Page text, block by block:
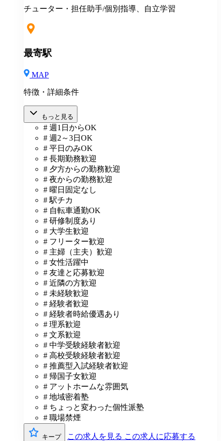
チューター・担任助手/個別指導、自立学習
最寄駅
MAP
特徴・詳細条件
もっと見る
# 週1日からOK
# 週2～3日OK
# 平日のみOK
# 長期勤務歓迎
# 夕方からの勤務歓迎
# 夜からの勤務歓迎
# 曜日固定なし
# 駅チカ
# 自転車通勤OK
# 研修制度あり
# 大学生歓迎
# フリーター歓迎
# 主婦（主夫）歓迎
# 女性活躍中
# 友達と応募歓迎
# 近隣の方歓迎
# 未経験歓迎
# 経験者歓迎
# 経験者時給優遇あり
# 理系歓迎
# 文系歓迎
# 中学受験経験者歓迎
# 高校受験経験者歓迎
# 推薦型入試経験者歓迎
# 帰国子女歓迎
# アットホームな雰囲気
# 地域密着塾
# ちょっと変わった個性派塾
# 職場禁煙
キープ この求人を見る この求人に応募する